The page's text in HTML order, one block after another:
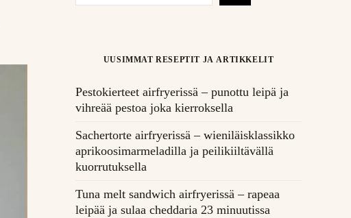
UUSIMMAT RESEPTIT JA ARTIKKELIT
Pestokierteet airfryerissä – punottu leipä ja
vihreää pestoa joka kierroksella
Sachertorte airfryerissä – wieniläisklassikko
aprikoosimarmeladilla ja peilikiiltävällä
kuorrutuksella
Tuna melt sandwich airfryerissä – rapeaa
leipää ja sulaa cheddaria 23 minuutissa